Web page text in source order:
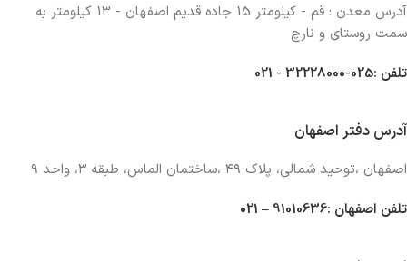
آدرس معدن : قم - کیلومتر 15 جاده قدیم اصفهان - 13 کیلومتر به
سمت روستای و نارچ
تلفن :025-32228000 - 021
آدرس دفتر اصفهان
اصفهان ،توحید شمالی، پلاک ۴۹ ،ساختمان الماس، طبقه ۳، واحد ۹
تلفن اصفهان :91010636 – 021